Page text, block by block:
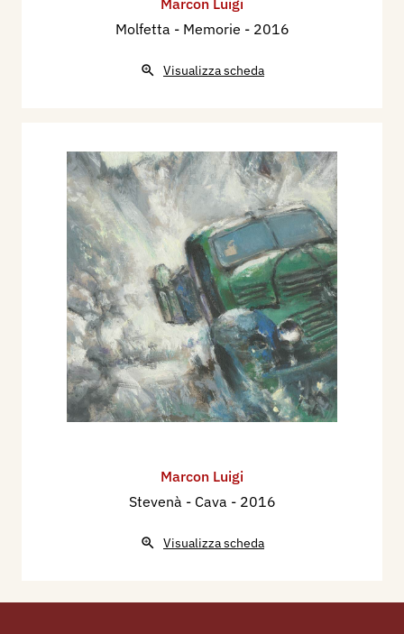
Molfetta - Memorie - 2016
Visualizza scheda
Marcon Luigi
Stevenà - Cava - 2016
Visualizza scheda